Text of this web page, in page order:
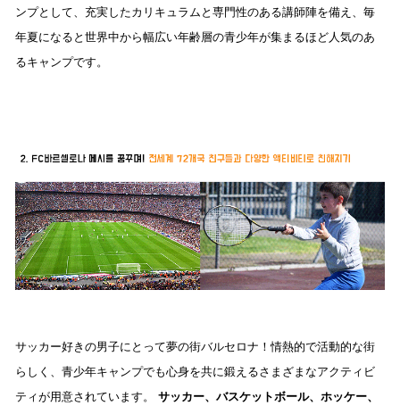
ンプとして、充実したカリキュラムと専門性のある講師陣を備え、毎
年夏になると世界中から幅広い年齢層の青少年が集まるほど人気のあ
るキャンプです。
サッカー好きの男子にとって夢の街バルセロナ！情熱的で活動的な街
らしく、青少年キャンプでも心身を共に鍛えるさまざまなアクティビ
ティが用意されています。 サッカー、バスケットボール、ホッケー、